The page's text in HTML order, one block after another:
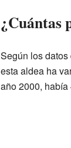
¿Cuántas
Según los
esta aldea ha
año 2000,